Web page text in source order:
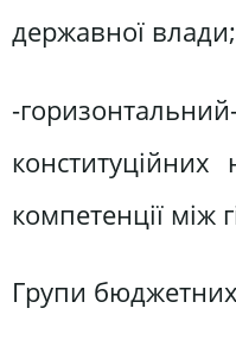
державної влади;
-
компетенції між
Групи